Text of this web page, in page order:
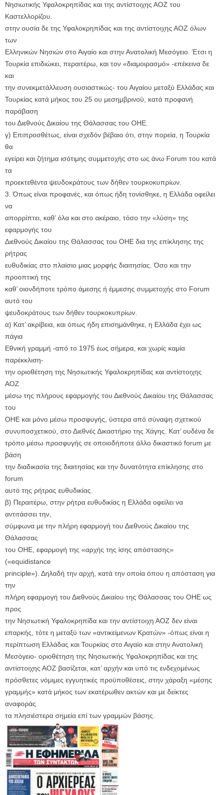
Νησιωτικής Υφαλοκρηπίδας και της αντίστοιχης ΑΟΖ του
Καστελλορίζου.
στην ουσία δε της Υφαλοκρηπίδας και της αντίστοιχης ΑΟΖ όλων
των
Ελληνικών Νησιών στο Αιγαίο και στην Ανατολική Μεσόγειο. Έτσι η
Τουρκία επιδιώκει, περαιτέρω, και τον «διαμοιρασμό» -επέκεινα δε
και
την συνεκμετάλλευση ουσιαστικώς- του Αιγαίου μεταξύ Ελλάδας και
Τουρκίας κατά μήκος του 25 ου μεσημβρινού, κατά προφανή
παράβαση
του Διεθνούς Δικαίου της Θάλασσας του ΟΗΕ.
γ) Επιπροσθέτως, είναι σχεδόν βέβαιο ότι, στην πορεία, η Τουρκία
θα
εγείρει και ζήτημα ισότιμης συμμετοχής στο ως άνω Forum του κατά
τα
προεκτεθέντα ψευδοκράτους των δήθεν τουρκοκυπρίων.
3. Όπως είναι προφανές, και όπως ήδη τονίσθηκε, η Ελλάδα οφείλει
να
απορρίπτει, καθ’ όλα και στο ακέραιο, τόσο την «λύση» της
εφαρμογής του
Διεθνούς Δικαίου της Θάλασσας του ΟΗΕ δια της επίκλησης της
ρήτρας
ευθυδικίας στο πλαίσιο μιας μορφής διαιτησίας. Όσο και την
προοπτική της
καθ’ οιονδήποτε τρόπο άμεσης ή έμμεσης συμμετοχής στο Forum
αυτό του
ψευδοκράτους των δήθεν τουρκοκυπρίων.
α) Κατ’ ακρίβεια, και όπως ήδη επισημάνθηκε, η Ελλάδα έχει ως
πάγια
Εθνική γραμμή -από το 1975 έως σήμερα, και χωρίς καμία
παρέκκλιση-
την οριοθέτηση της Νησιωτικής Υφαλοκρηπίδας και αντίστοιχης
ΑΟΖ
μέσω της πλήρους εφαρμογής του Διεθνούς Δικαίου της Θάλασσας
του
ΟΗΕ και μόνο μέσω προσφυγής, ύστερα από σύναψη σχετικού
συνυποσχετικού, στο Διεθνές Δικαστήριο της Χάγης. Κατ’ ουδένα δε
τρόπο μέσω προσφυγής σε οποιοδήποτε άλλο δικαστικό forum με
βάση
την διαδικασία της διαιτησίας και την δυνατότητα επίκλησης στο
forum
αυτό της ρήτρας ευθυδικίας.
β) Περαιτέρω, στην ρήτρα ευθυδικίας η Ελλάδα οφείλει να
αντιτάσσει την,
σύμφωνα με την πλήρη εφαρμογή του Διεθνούς Δικαίου της
Θάλασσας
του ΟΗΕ, εφαρμογή της «αρχής της ίσης απόστασης»
(«equidistance
principle»). Δηλαδή την αρχή, κατά την οποία όπου η απόσταση για
την
πλήρη εφαρμογή του Διεθνούς Δικαίου της Θάλασσας του ΟΗΕ ως
προς
την Νησιωτική Υφαλοκρηπίδα και την αντίστοιχη ΑΟΖ δεν είναι
επαρκής, τότε η μεταξύ των «αντικείμενων Κρατών» -όπως είναι η
περίπτωση Ελλάδας και Τουρκίας στο Αιγαίο και στην Ανατολική
Μεσόγειο- οριοθέτηση της Νησιωτικής Υφαλοκρηπίδας και της
αντίστοιχης ΑΟΖ βασίζεται, κατ’ αρχήν και υπό τις ενδεχομένως
πρόσθετες νόμιμες εγγυητικές προϋποθέσεις, στην χάραξη «μέσης
γραμμής» κατά μήκος των εκατέρωθεν ακτών και με δείκτες
αναφοράς
τα πλησιέστερα σημεία επί των γραμμών βάσης.